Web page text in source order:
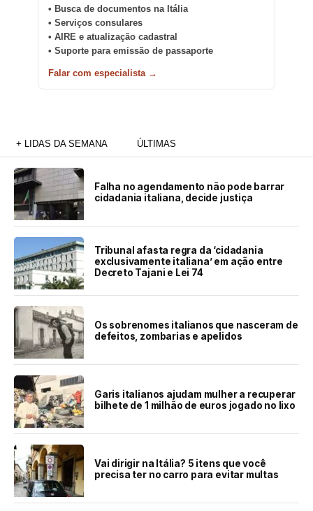
• Busca de documentos na Itália
• Serviços consulares
• AIRE e atualização cadastral
• Suporte para emissão de passaporte
Falar com especialista →
+ LIDAS DA SEMANA ÚLTIMAS
Falha no agendamento não pode barrar
cidadania italiana, decide justiça
Tribunal afasta regra da ‘cidadania
exclusivamente italiana’ em ação entre
Decreto Tajani e Lei 74
Os sobrenomes italianos que nasceram de
defeitos, zombarias e apelidos
Garis italianos ajudam mulher a recuperar
bilhete de 1 milhão de euros jogado no lixo
Vai dirigir na Itália? 5 itens que você
precisa ter no carro para evitar multas